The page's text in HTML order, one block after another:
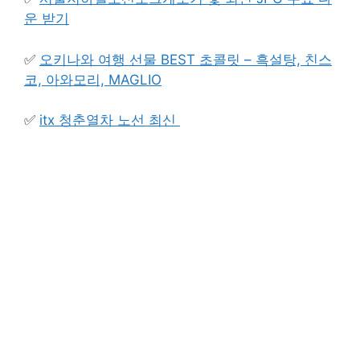
운 받기
✅ 오키나와 여행 선물 BEST 초콜릿 – 흑설탕, 친스
코, 아와모리, MAGLIO
✅ itx 청춘열차 노선 최신